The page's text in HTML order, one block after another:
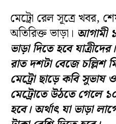
মেট্রো রেল সূত্রে খবর,
অতিরিক্ত ভাড়া। আগামী
ভাড়া দিতে হবে
রাত দশটা বেজে চল্লিশ
মেট্রো ছাড়ে কবি
মেট্রোতে উঠতে গেলে ১০
হবে। অর্থাৎ যা ভাড়া